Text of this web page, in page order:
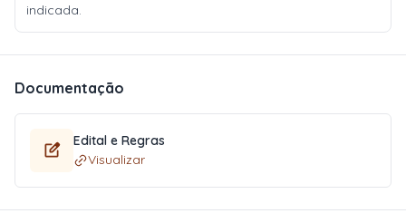
indicada.
Documentação
Edital e Regras
Visualizar